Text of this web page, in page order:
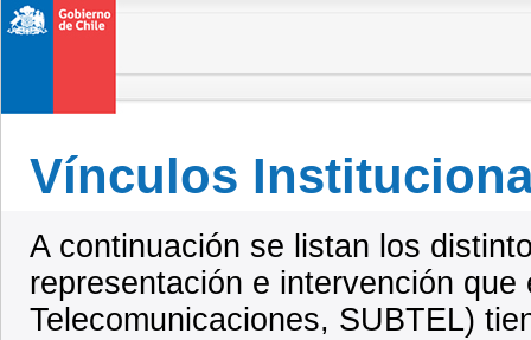
Vínculos
A continuación se listan los
representación e intervención
Telecomunicaciones, SUBTEL)